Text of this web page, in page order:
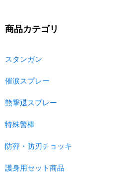
商品カテゴリ
スタンガン
催涙スプレー
熊撃退スプレー
特殊警棒
防弾・防刃チョッキ
護身用セット商品